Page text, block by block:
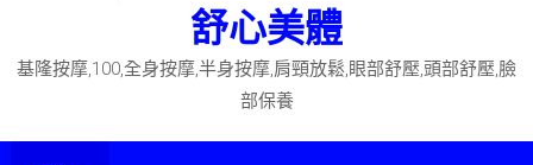
舒心美體
基隆按摩,100,全身按摩,半身按摩,肩頸放鬆,眼部舒壓,頭部舒壓,臉
部保養